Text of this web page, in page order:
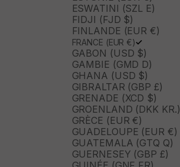
ESWATINI (SZL E)
FIDJI (FJD $)
FINLANDE (EUR €)
FRANCE (EUR €)
GABON (USD $)
GAMBIE (GMD D)
GHANA (USD $)
GIBRALTAR (GBP £)
GRENADE (XCD $)
GROENLAND (DKK KR.)
GRÈCE (EUR €)
GUADELOUPE (EUR €)
GUATEMALA (GTQ Q)
GUERNESEY (GBP £)